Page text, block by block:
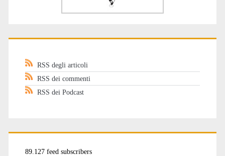
RSS degli articoli
RSS dei commenti
RSS dei Podcast
89.127 feed subscribers